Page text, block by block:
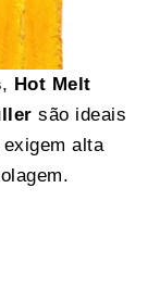
, Hot Melt
são ideais
alta